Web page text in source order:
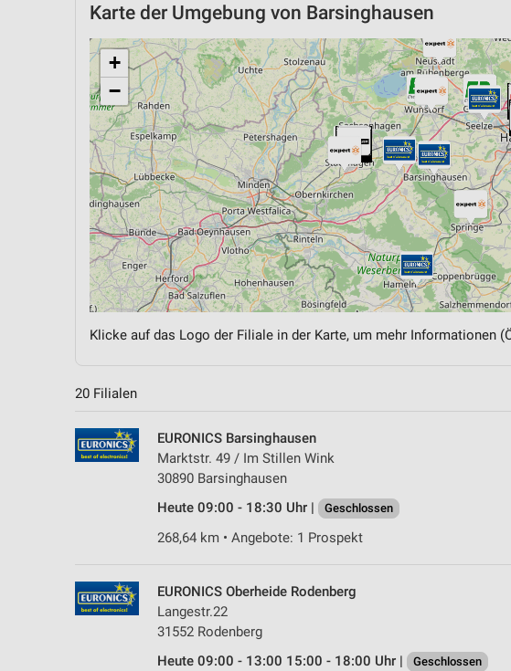
Karte der Umgebung von Barsinghausen
+
−
Klicke auf das Logo der Filiale in der Karte, um mehr Informationen
20 Filialen
EURONICS Barsinghausen
Marktstr. 49 / Im Stillen Wink
30890 Barsinghausen
Heute 09:00 - 18:30 Uhr |
Geschlossen
268,64 km • Angebote: 1 Prospekt
EURONICS Oberheide Rodenberg
Langestr.22
31552 Rodenberg
Heute 09:00 - 13:00 15:00 - 18:00 Uhr |
Geschlossen